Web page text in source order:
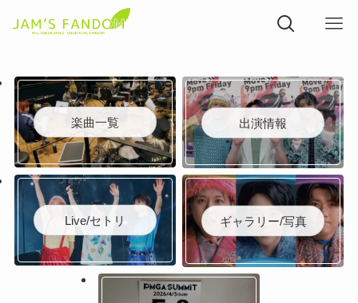
楽曲一覧 出演情報
Live/セトリ ギャラリー/写真